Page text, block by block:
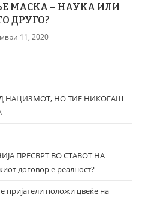
МАСКА – НАУКА ИЛИ
ДРУГО?
11, 2020
НАЦИЗМОТ, НО ТИЕ НИКОГАШ
ПРЕСВРТ ВО СТАВОТ НА
договор е реалност?
пријатели положи цвеќе на